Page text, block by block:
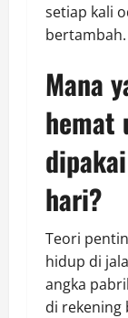
setiap kali
bertambah.
Mana
hemat
hari?
Teori
hidup di
angka
di rekening